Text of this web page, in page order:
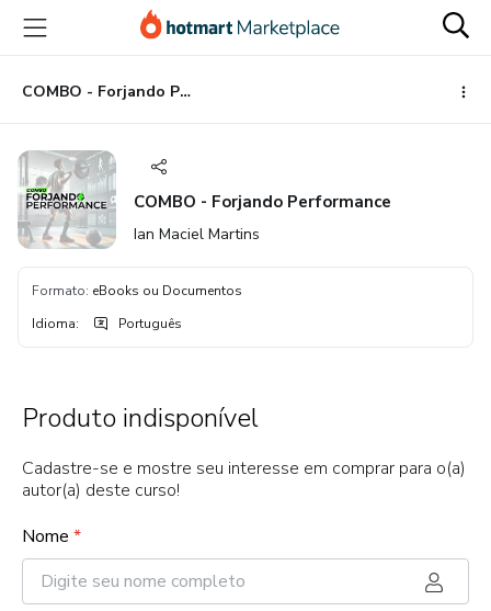
para
conteúdo
principal
para
pagamento
para
rodapé
COMBO - Forjando Performance
COMBO - Forjando Performance
Ian Maciel Martins
Formato: eBooks ou Documentos
Idioma: Português
Produto indisponível
Cadastre-se e mostre seu interesse em comprar para o(a)
autor(a) deste curso!
Nome *